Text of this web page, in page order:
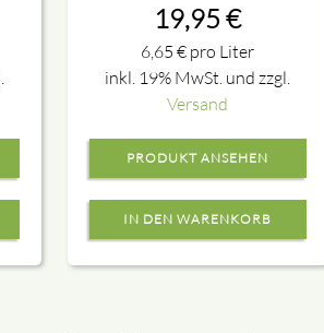
19,95€
6,65€ pro Liter
inkl. 19% MwSt. und zzgl.
Versand
PRODUKT ANSEHEN